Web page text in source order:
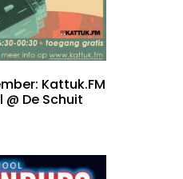
Kattuk.FM
De Schuit